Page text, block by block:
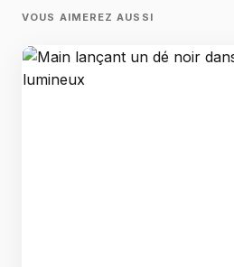
VOUS AIMEREZ AUSSI